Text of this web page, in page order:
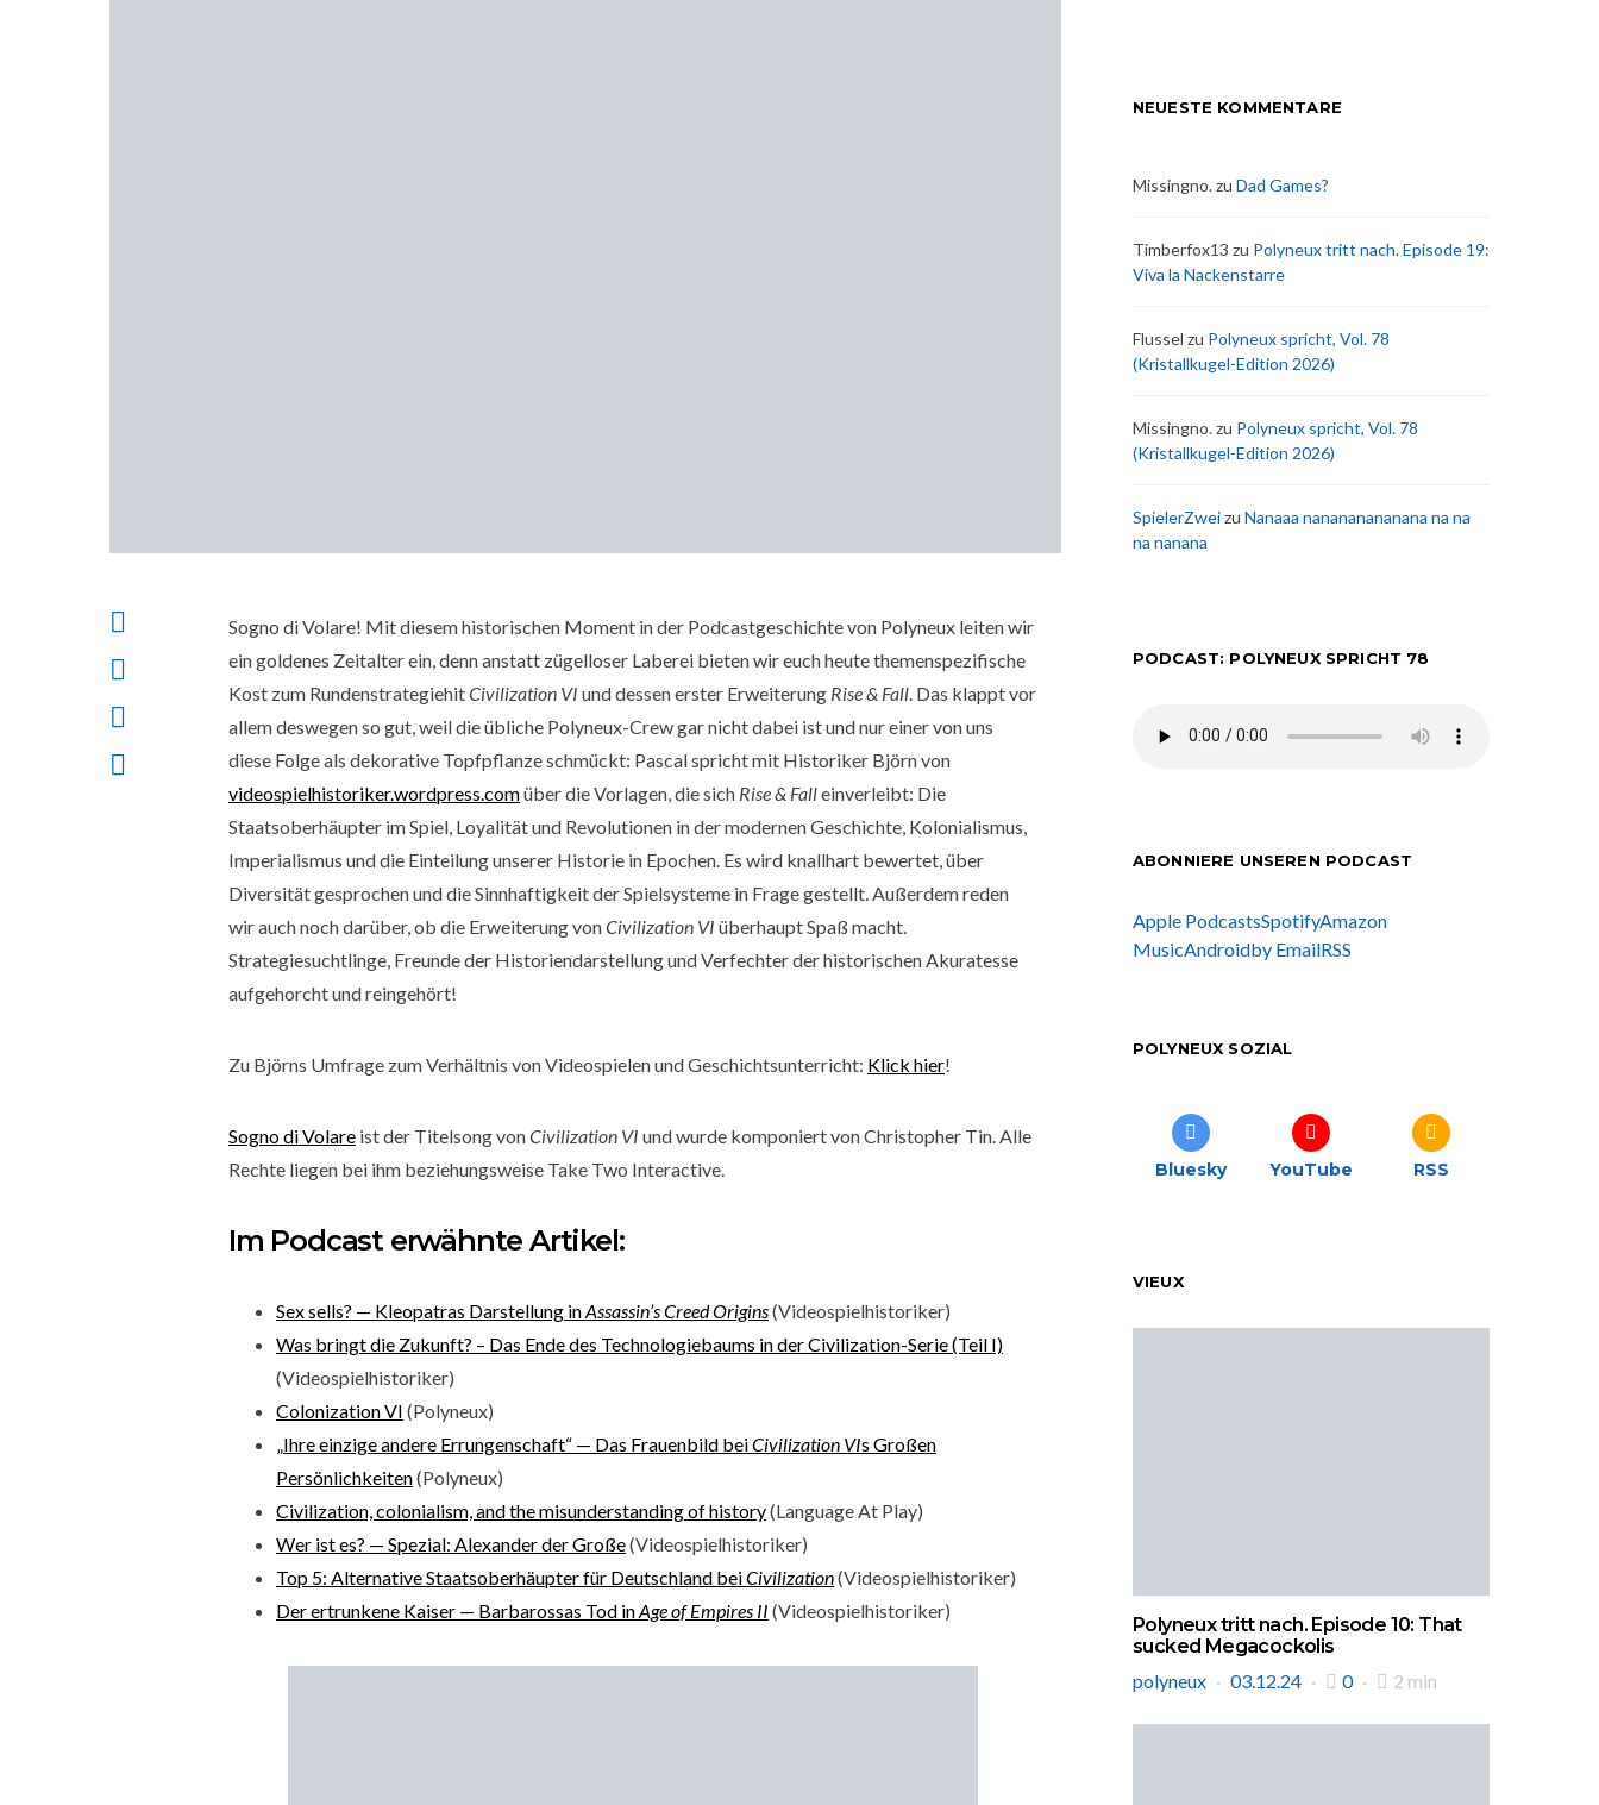
Sogno di Volare! Mit diesem historischen Moment in der Podcastgeschichte von Polyneux leiten wir
ein goldenes Zeitalter ein, denn anstatt zügelloser Laberei bieten wir euch heute themenspezifische
Kost zum RundenstrategiehitCivilization VI und dessen erster Erweiterung Rise & Fall. Das klappt vor
allem deswegen so gut, weil die übliche Polyneux-Crew gar nicht dabei ist und nur einer von uns
diese Folge als dekorative Topfpflanze schmückt: Pascal spricht mit Historiker Björn von
videospielhistoriker.wordpress.comüber die Vorlagen, die sich Rise & Falleinverleibt: Die
Staatsoberhäupter im Spiel, Loyalität und Revolutionen in der modernen Geschichte, Kolonialismus,
Imperialismus und die Einteilung unserer Historie in Epochen. Es wird knallhart bewertet, über
Diversität gesprochen und die Sinnhaftigkeit der Spielsysteme in Frage gestellt. Außerdem reden
wir auch noch darüber, ob die Erweiterung vonCivilization VI überhaupt Spaß macht.
Strategiesuchtlinge, Freunde der Historiendarstellung und Verfechter der historischen Akuratesse
aufgehorcht und reingehört!
Zu Björns Umfrage zum Verhältnis von Videospielen und Geschichtsunterricht: Klick hier!
Sogno di Volare ist der Titelsong vonCivilization VI und wurde komponiert von Christopher Tin. Alle
Rechte liegen bei ihm beziehungsweise Take Two Interactive.
Im Podcast erwähnte Artikel:
Sex sells? — Kleopatras Darstellung inAssassin’s Creed Origins(Videospielhistoriker)
Was bringt die Zukunft? – Das Ende des Technologiebaums in der Civilization-Serie (Teil I)
(Videospielhistoriker)
Colonization VI (Polyneux)
„Ihre einzige andere Errungenschaft“ — Das Frauenbild beiCivilization VIs Großen
Persönlichkeiten(Polyneux)
Civilization, colonialism, and the misunderstanding of history(Language At Play)
Wer ist es? — Spezial: Alexander der Große(Videospielhistoriker)
Top 5: Alternative Staatsoberhäupter für Deutschland beiCivilization(Videospielhistoriker)
Der ertrunkene Kaiser — Barbarossas Tod inAge of Empires II (Videospielhistoriker)
NEUESTE KOMMENTARE
Missingno.zu Dad Games?
Timberfox13 zu Polyneux tritt nach. Episode 19:
Viva la Nackenstarre
Flussel zu Polyneux spricht, Vol. 78
(Kristallkugel-Edition 2026)
Missingno.zu Polyneux spricht, Vol. 78
(Kristallkugel-Edition 2026)
SpielerZweizu Nanaaa nanananananana na na
na nanana
PODCAST: POLYNEUX SPRICHT 78
ABONNIERE UNSEREN PODCAST
Apple PodcastsSpotifyAmazon
MusicAndroidby EmailRSS
POLYNEUX SOZIAL
Bluesky YouTube RSS
VIEUX
Polyneux tritt nach. Episode 10: That
sucked Megacockolis
polyneux
03.12.24 0 2 min